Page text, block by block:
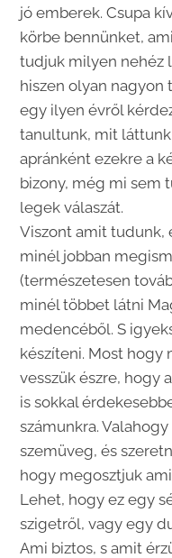
jó emberek. Csupa
körbe bennünket,
tudjuk milyen nehéz
hiszen olyan nagyon
egy ilyen évről
tanultunk, mit
apránként ezekre a
bizony, még mi sem
legek válaszát.
Viszont amit tudunk,
minél jobban
(természetesen
minél többet látni
medencéből. S
készíteni. Most hogy
vesszük észre, hogy
is sokkal
számunkra.
szemüveg, és
hogy megosztjuk
Lehet, hogy ez egy
szigetről, vagy egy
Ami biztos, s amit